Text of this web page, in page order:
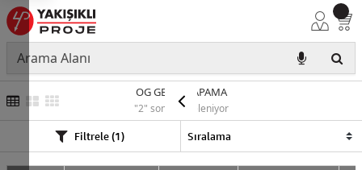
OG GERGİ KAPAMA
"2" sonuç listeleniyor
Filtrele (1)